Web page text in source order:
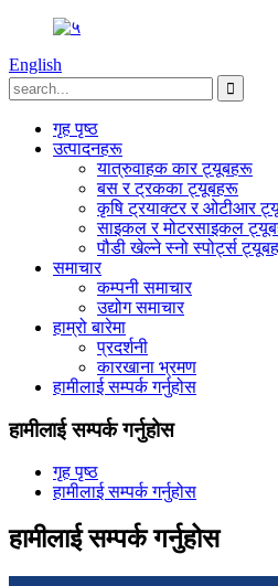
English
गृह पृष्ठ
उत्पादनहरू
यात्रुवाहक कार ट्यूबहरू
बस र ट्रकका ट्यूबहरू
कृषि ट्रयाक्टर र ओटीआर
साइकल र मोटरसाइकल
पौडी खेल्ने स्नो स्पोर्ट्स
समाचार
कम्पनी समाचार
उद्योग समाचार
हाम्रो बारेमा
प्रदर्शनी
कारखाना भ्रमण
हामीलाई सम्पर्क गर्नुहोस
हामीलाई सम्पर्क गर्नुहोस
गृह पृष्ठ
हामीलाई सम्पर्क गर्नुहोस
हामीलाई सम्पर्क गर्नुहोस